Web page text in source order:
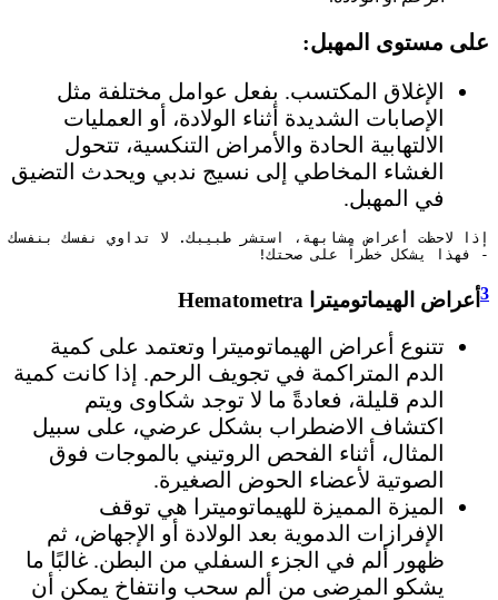
على مستوى المهبل:
الإغلاق المكتسب. بفعل عوامل مختلفة مثل
الإصابات الشديدة أثناء الولادة، أو العمليات
الالتهابية الحادة والأمراض التنكسية، تتحول
الغشاء المخاطي إلى نسيج ندبي ويحدث التضيق
في المهبل.
إذا لاحظت أعراض مشابهة، استشر طبيبك. لا تداوي نفسك بنفسك
- فهذا يشكل خطراً على صحتك!
3 أعراض الهيماتوميترا Hematometra
تتنوع أعراض الهيماتوميترا وتعتمد على كمية
الدم المتراكمة في تجويف الرحم. إذا كانت كمية
الدم قليلة، فعادةً ما لا توجد شكاوى ويتم
اكتشاف الاضطراب بشكل عرضي، على سبيل
المثال، أثناء الفحص الروتيني بالموجات فوق
الصوتية لأعضاء الحوض الصغيرة.
الميزة المميزة للهيماتوميترا هي توقف
الإفرازات الدموية بعد الولادة أو الإجهاض، ثم
ظهور ألم في الجزء السفلي من البطن. غالبًا ما
يشكو المرضى من ألم سحب وانتفاخ يمكن أن